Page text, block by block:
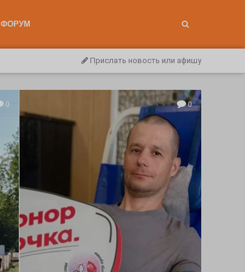
ФОРУМ
Прислать новость или афишу
0 0